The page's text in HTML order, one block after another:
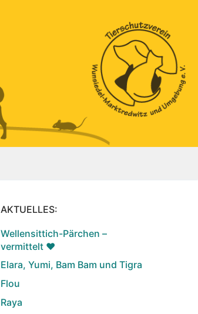
AKTUELLES:
Wellensittich-Pärchen –
vermittelt ♥️
Elara, Yumi, Bam Bam und Tigra
Flou
Raya